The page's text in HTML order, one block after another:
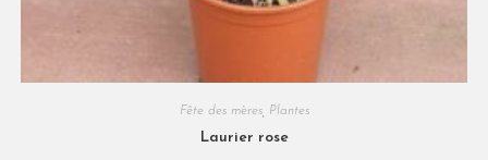
Fête des mères, Plantes
Laurier rose